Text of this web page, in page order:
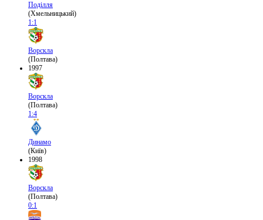
Поділля
(Хмельницький)
1:1
Ворскла
(Полтава)
1997
Ворскла
(Полтава)
1:4
Динамо
(Київ)
1998
Ворскла
(Полтава)
0:1